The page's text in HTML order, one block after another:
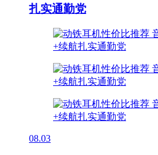
扎实通勤党
08.03